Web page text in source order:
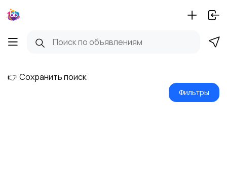
👉 Сохранить поиск
Фильтры